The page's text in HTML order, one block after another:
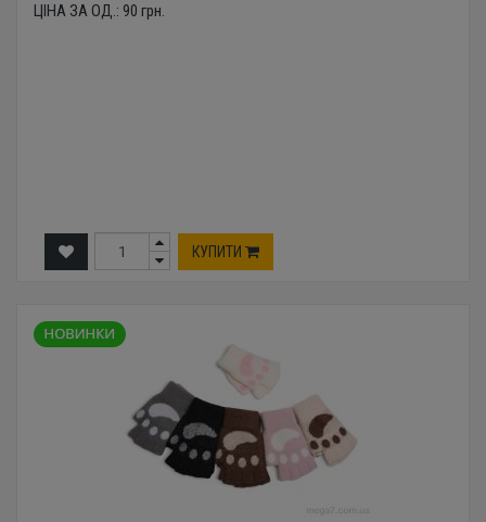
ЦІНА ЗА ОД.: 90 грн.
КУПИТИ